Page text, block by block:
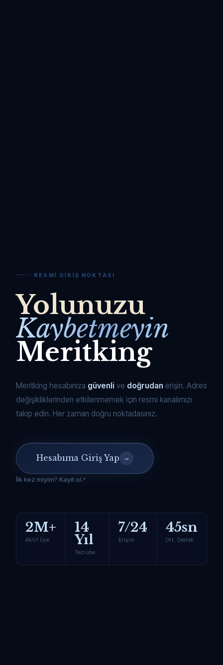
RESMI GIRIŞ NOKTASI
Yolunuzu
Kaybetmeyin
Meritking
Meritking hesabınıza güvenli ve doğrudan erişin. Adres
değişikliklerinden etkilenmemek için resmi kanalımızı
takip edin. Her zaman doğru noktadasınız.
Hesabıma Giriş Yap →
İlk kez miyim? Kayıt ol
2M+
Aktif Üye
14
Yıl
Tecrübe
7/24
Erişim
45sn
Ort. Destek